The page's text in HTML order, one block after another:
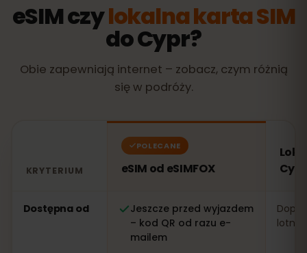
eSIM czylokalna karta SIM
do Cypr?
Obie zapewniają internet – zobacz, czym różnią
się w podróży.
KRYTERIUM
POLECANE
eSIM od eSIMFOX
Cypr
Dostępna od
Jeszcze przed wyjazdem
– kod QR od razu e-
mailem